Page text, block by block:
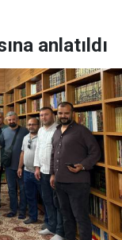
anlatıldı